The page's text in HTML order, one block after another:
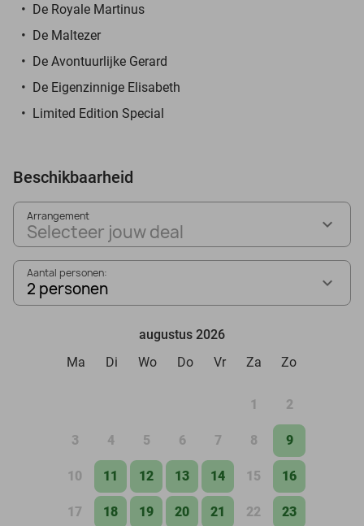
De Royale Martinus
De Maltezer
De Avontuurlijke Gerard
De Eigenzinnige Elisabeth
Limited Edition Special
Beschikbaarheid
Arrangement
Selecteer jouw deal
Aantal personen:
2 personen
augustus 2026
Ma
Di Wo Do Vr Za Zo
1 2
3 4 5 6 7 8 9
10 11 12 13 14 15 16
17 18 19 20 21 22 23